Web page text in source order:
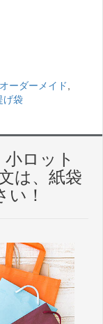
ーダーメイド
げ袋
ロット
は、紙袋
い！